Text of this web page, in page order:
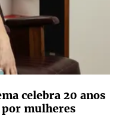
celebra 20 anos
mulheres